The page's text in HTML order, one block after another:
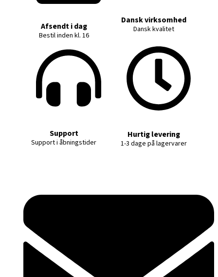
Afsendt i dag
Bestil inden kl. 16
Dansk virksomhed
Dansk kvalitet
Support
Support i åbningstider
Hurtig levering
1-3 dage på lagervarer